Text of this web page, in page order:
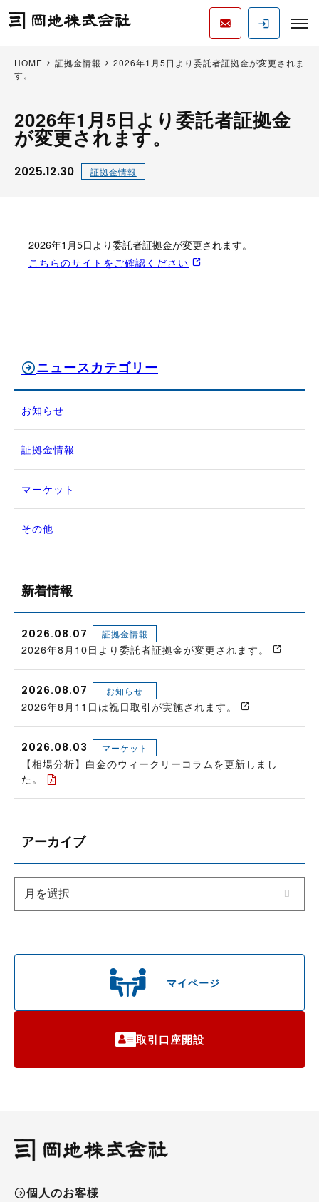
HOME 証拠金情報
2026年1月5日より委託者証拠金が変更されま
す。
2026年1月5日より委託者証拠金
が変更されます。
2025.12.30 証拠金情報
2026年1月5日より委託者証拠金が変更されます。
こちらのサイトをご確認ください
マイページ
取引口座開設
ニュースカテゴリー
お知らせ
証拠金情報
マーケット
その他
新着情報
2026.08.07 証拠金情報
2026年8月10日より委託者証拠金が変更されます。
2026.08.07 お知らせ
2026年8月11日は祝日取引が実施されます。
2026.08.03 マーケット
【相場分析】白金のウィークリーコラムを更新しまし
た。
アーカイブ
個人のお客様